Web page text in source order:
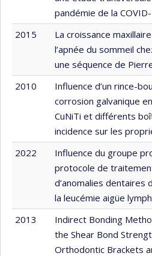
pandémie de la
2015
La croissance
l’apnée du sommeil
une séquence de
2010
Influence d’un rince-
corrosion galvanique
CuNiTi et différents
incidence sur les
2022
Influence du groupe
protocole de
d’anomalies
la leucémie aigüe
2013
Indirect Bonding
the Shear Bond
Orthodontic Brackets